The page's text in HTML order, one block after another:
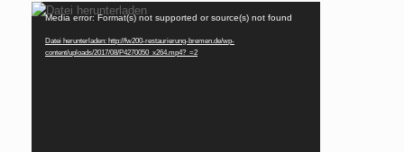
Video-
Media error: Format(s) not supported or source(s) not found
Datei herunterladen: http://fw200-restaurierung-bremen.de/wp-
content/uploads/2017/08/P4270050_x264.mp4?_=2